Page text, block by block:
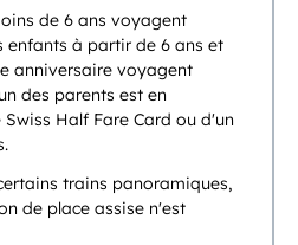
de 6 ans voyagent
enfants à partir de 6 ans et
anniversaire voyagent
des parents est en
Half Fare Card ou d'un
trains panoramiques,
de place assise n'est